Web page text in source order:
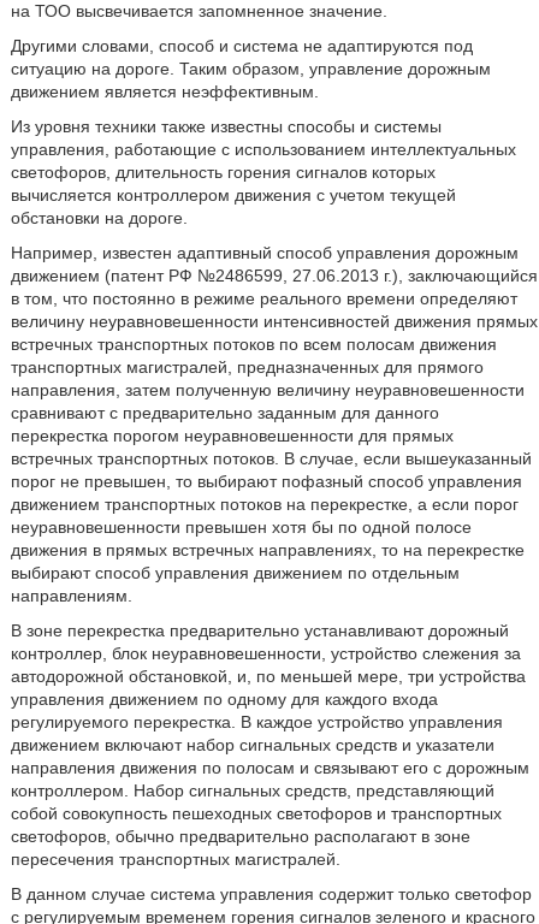
на ТОО высвечивается запомненное значение.
Другими словами, способ и система не адаптируются под
ситуацию на дороге. Таким образом, управление дорожным
движением является неэффективным.
Из уровня техники также известны способы и системы
управления, работающие с использованием интеллектуальных
светофоров, длительность горения сигналов которых
вычисляется контроллером движения с учетом текущей
обстановки на дороге.
Например, известен адаптивный способ управления дорожным
движением (патент РФ №2486599, 27.06.2013 г.), заключающийся
в том, что постоянно в режиме реального времени определяют
величину неуравновешенности интенсивностей движения прямых
встречных транспортных потоков по всем полосам движения
транспортных магистралей, предназначенных для прямого
направления, затем полученную величину неуравновешенности
сравнивают с предварительно заданным для данного
перекрестка порогом неуравновешенности для прямых
встречных транспортных потоков. В случае, если вышеуказанный
порог не превышен, то выбирают пофазный способ управления
движением транспортных потоков на перекрестке, а если порог
неуравновешенности превышен хотя бы по одной полосе
движения в прямых встречных направлениях, то на перекрестке
выбирают способ управления движением по отдельным
направлениям.
В зоне перекрестка предварительно устанавливают дорожный
контроллер, блок неуравновешенности, устройство слежения за
автодорожной обстановкой, и, по меньшей мере, три устройства
управления движением по одному для каждого входа
регулируемого перекрестка. В каждое устройство управления
движением включают набор сигнальных средств и указатели
направления движения по полосам и связывают его с дорожным
контроллером. Набор сигнальных средств, представляющий
собой совокупность пешеходных светофоров и транспортных
светофоров, обычно предварительно располагают в зоне
пересечения транспортных магистралей.
В данном случае система управления содержит только светофор
с регулируемым временем горения сигналов зеленого и красного